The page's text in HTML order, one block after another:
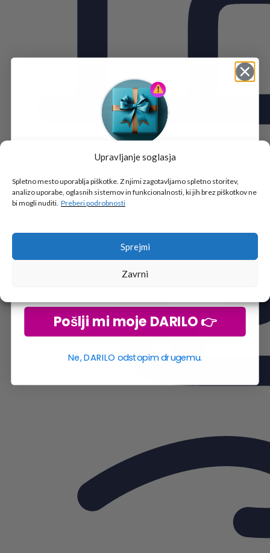
Upravljanje soglasja
Spletno mesto uporablja piškotke. Z njimi zagotavljamo spletno storitev,
analizo uporabe, oglasnih sistemov in funkcionalnosti, ki jih brez piškotkov ne
bi mogli nuditi. Preberi podrobnosti
Sprejmi
Zavrni
Tukaj je!
🎁 DARILO
Vpiši podatke za prejem darila
Pošlji mi moje DARILO 👉
Ne, DARILO odstopim drugemu.